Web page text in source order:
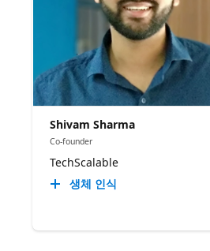
Shivam Sharma
Co-founder
TechScalable
생체 인식